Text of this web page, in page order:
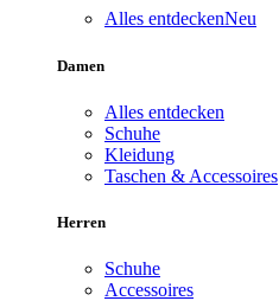
Alles entdeckenNeu
Damen
Alles entdecken
Schuhe
Kleidung
Taschen & Accessoires
Herren
Schuhe
Accessoires